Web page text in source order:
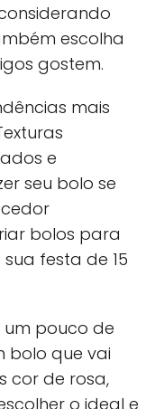
escolha
gostem.
mais
e
seu bolo se
bolos para
festa de 15
pouco de
bolo que vai
cor de rosa,
o ideal e